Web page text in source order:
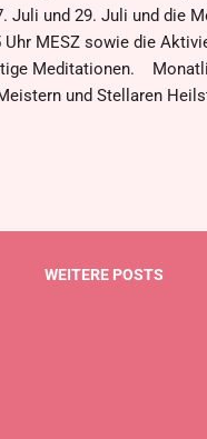
Juli und 29. Juli und die
Uhr MESZ sowie die
Meditationen.
und Stellaren
ihren Geist zu heilen.
„L'Alchimie des
WEITERE POSTS